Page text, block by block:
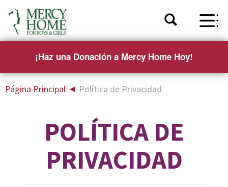
¡Haz una Donación a Mercy Home Hoy!
Página Principal ◄ Política de Privacidad
POLÍTICA DE
PRIVACIDAD